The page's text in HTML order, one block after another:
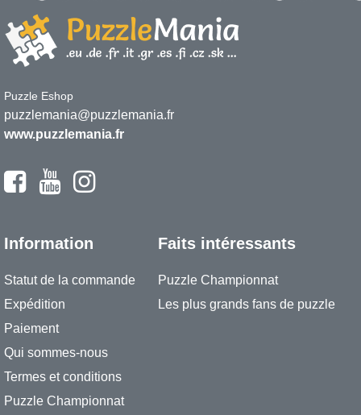
Puzzle Eshop
puzzlemania@puzzlemania.fr
www.puzzlemania.fr
Information
Statut de la commande
Expédition
Paiement
Qui sommes-nous
Termes et conditions
Puzzle Championnat
Faits intéressants
Puzzle Championnat
Les plus grands fans de puzzle